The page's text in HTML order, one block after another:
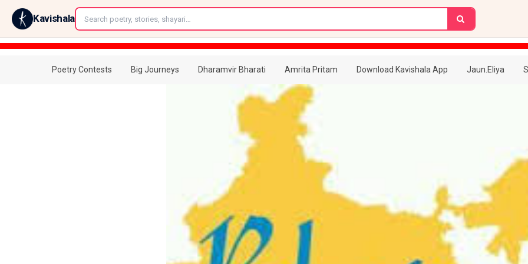
Kavishala
Poetry Contests Big Journeys Dharamvir Bharati Amrita Pritam Download Kavishala App Jaun.Eliya